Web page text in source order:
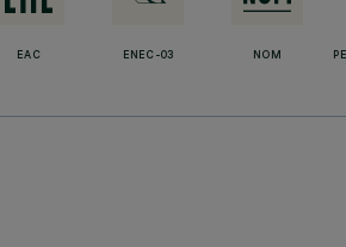
EAC ENEC-03 NOM